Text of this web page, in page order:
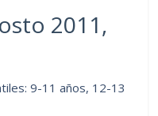
2011,
9-11 años, 12-13